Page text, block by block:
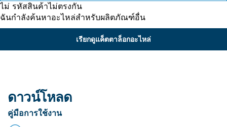
ไม่ รหัสสินค้าไม่ตรงกัน
ฉันกำลังค้นหาอะไหล่สำหรับผลิตภัณฑ์อื่น
เรียกดูแค็ตตาล็อกอะไหล่
ดาวน์โหลด
คู่มือการใช้งาน